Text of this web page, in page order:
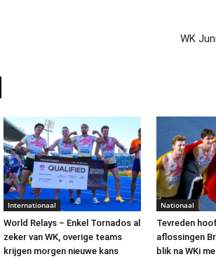
WK
Internationaal
World Relays – Enkel Tornados al
zeker van WK, overige teams
krijgen morgen nieuwe kans
Nationaal
Tevreden
aflossingen
blik na WKi